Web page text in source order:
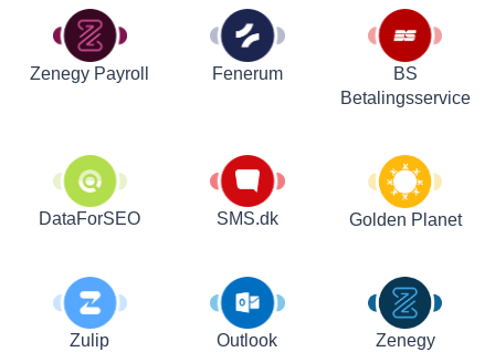
Zenegy Payroll Fenerum
BS
Betalingsservice
DataForSEO SMS.dk Golden Planet
Zulip Outlook
Zenegy